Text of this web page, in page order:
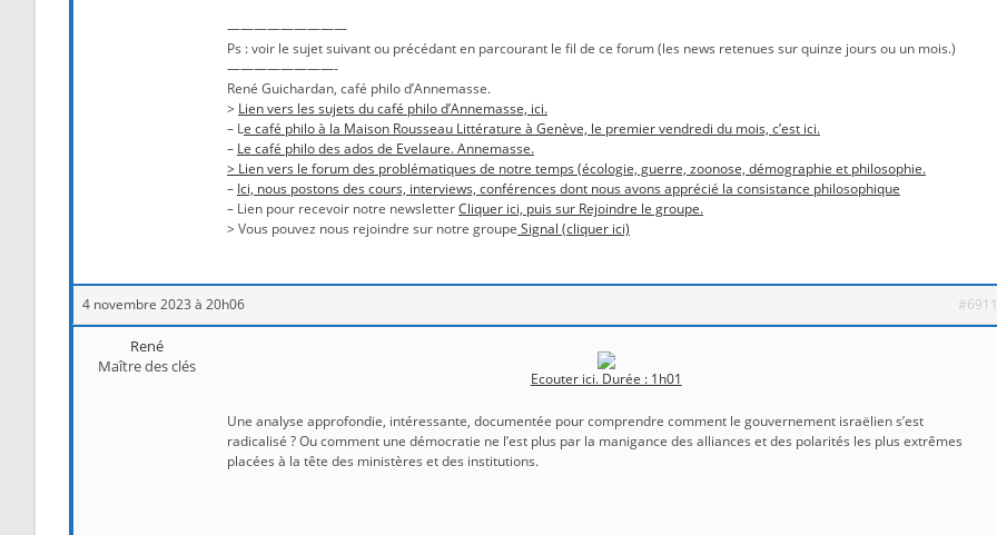
—————————
Ps : voir le sujet suivant ou précédant en parcourant le fil de ce forum (les news retenues sur quinze jours ou un mois.)
————————-
René Guichardan, café philo d’Annemasse.
> Lien vers les sujets du café philo d’Annemasse, ici.
– Le café philo à la Maison Rousseau Littérature à Genève, le premier vendredi du mois, c’est ici.
– Le café philo des ados de Evelaure. Annemasse.
> Lien vers le forum des problématiques de notre temps (écologie, guerre, zoonose, démographie et philosophie.
– Ici, nous postons des cours, interviews, conférences dont nous avons apprécié la consistance philosophique
– Lien pour recevoir notre newsletterCliquer ici, puis sur Rejoindre le groupe.
> Vous pouvez nous rejoindre sur notre groupe Signal (cliquer ici)
4 novembre 2023 à 20h06
René
Maître des clés
Ecouter ici. Durée : 1h01
Une analyse approfondie, intéressante, documentée pour comprendre comment le gouvernement israëlien s’est
radicalisé ? Ou comment une démocratie ne l’est plus par la manigance des alliances et des polarités les plus extrêmes
placées à la tête des ministères et des institutions.